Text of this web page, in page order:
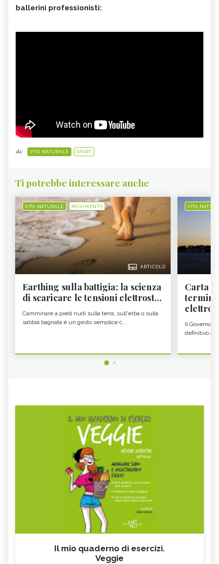
ballerini professionisti:
da: VITA NATURALE SPORT
Ti potrebbe interessare anche
VITA NATURALE MOVIMENTO
ARTICOLO
Earthing sulla battigia: la scienza
di scaricare le tensioni elettrost...
Camminare a piedi nudi sulla terra, sull'erba o sulla
sabbia bagnata è un gesto semplice c...
VITA
Carta
Il Governo
definitivo
Il mio quaderno di esercizi.
Veggie